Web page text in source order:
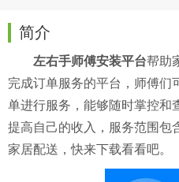
简介
左右手师傅安装平台帮助
完成订单服务的平台，师傅们
单进行服务，能够随时掌控和
提高自己的收入，服务范围包
家居配送，快来下载看看吧。